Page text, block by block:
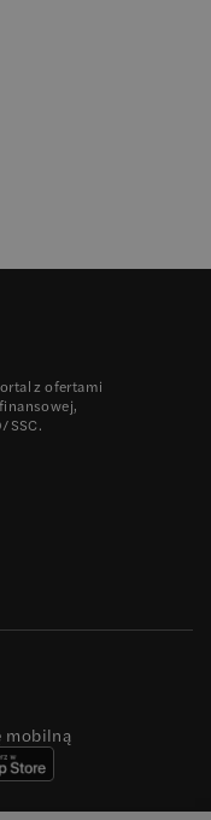
z ofertami
SSC.
mobilną